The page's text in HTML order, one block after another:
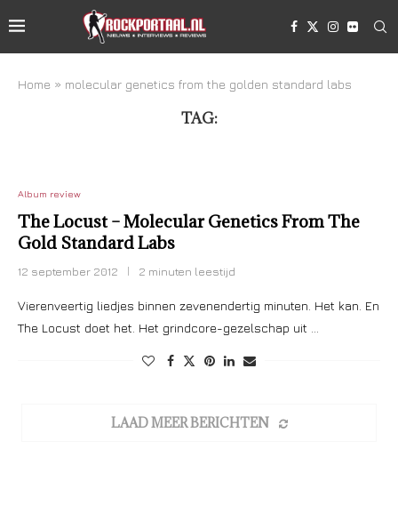
Home » molecular genetics from the golden standard labs
TAG:
Album review
The Locust – Molecular Genetics From The
Gold Standard Labs
12 september 2012 2 minuten leestijd
Vierenveertig liedjes binnen zevenendertig minuten. Het kan. En
The Locust doet het. Het grindcore-gezelschap uit …
LAAD MEER BERICHTEN